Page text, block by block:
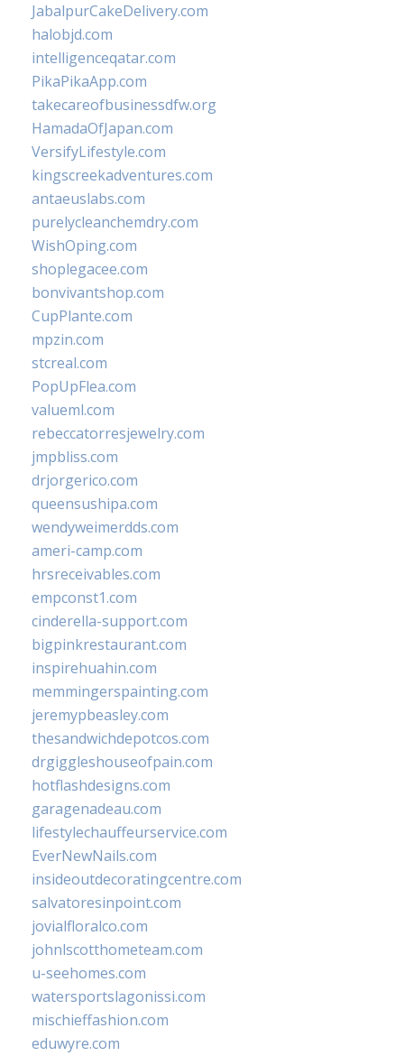
JabalpurCakeDelivery.com
halobjd.com
intelligenceqatar.com
PikaPikaApp.com
takecareofbusinessdfw.org
HamadaOfJapan.com
VersifyLifestyle.com
kingscreekadventures.com
antaeuslabs.com
purelycleanchemdry.com
WishOping.com
shoplegacee.com
bonvivantshop.com
CupPlante.com
mpzin.com
stcreal.com
PopUpFlea.com
valueml.com
rebeccatorresjewelry.com
jmpbliss.com
drjorgerico.com
queensushipa.com
wendyweimerdds.com
ameri-camp.com
hrsreceivables.com
empconst1.com
cinderella-support.com
bigpinkrestaurant.com
inspirehuahin.com
memmingerspainting.com
jeremypbeasley.com
thesandwichdepotcos.com
drgiggleshouseofpain.com
hotflashdesigns.com
garagenadeau.com
lifestylechauffeurservice.com
EverNewNails.com
insideoutdecoratingcentre.com
salvatoresinpoint.com
jovialfloralco.com
johnlscotthometeam.com
u-seehomes.com
watersportslagonissi.com
mischieffashion.com
eduwyre.com